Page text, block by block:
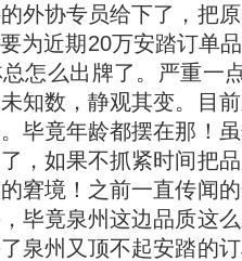
外协专员给下了，把
为近期20万安踏订单
怎么出牌了。严重一
知数，静观其变。目
毕竟年龄都摆在那！
，如果不抓紧时间把
窘境！之前一直传闻
毕竟泉州这边品质这
泉州又顶不起安踏的